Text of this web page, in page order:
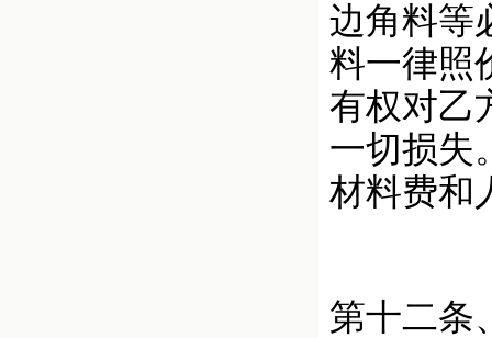
边角料等
料一律照
有权对乙
一切损失
材料费和
第十二条